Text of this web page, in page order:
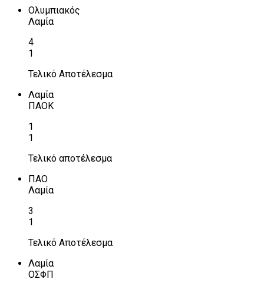
Ολυμπιακός
Λαμία
4
1
Τελικό Αποτέλεσμα
Λαμία
ΠΑΟΚ
1
1
Τελικό αποτέλεσμα
ΠΑΟ
Λαμία
3
1
Τελικό Αποτέλεσμα
Λαμία
ΟΣΦΠ